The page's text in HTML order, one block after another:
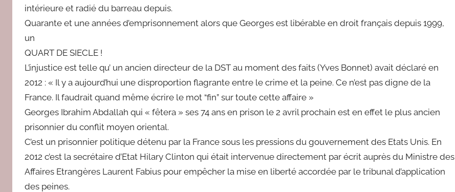
intérieure et radié du barreau depuis.
Quarante et une années d’emprisonnement alors que Georges est libérable en droit français depuis 1999,
un
QUART DE SIECLE !
L’injustice est telle qu’ un ancien directeur de la DST au moment des faits (Yves Bonnet) avait déclaré en
2012 : « Il y a aujourd’hui une disproportion flagrante entre le crime et la peine. Ce n’est pas digne de la
France. Il faudrait quand même écrire le mot “fin” sur toute cette affaire »
Georges Ibrahim Abdallah qui « fêtera » ses 74 ans en prison le 2 avril prochain est en effet le plus ancien
prisonnier du conflit moyen oriental.
C’est un prisonnier politique détenu par la France sous les pressions du gouvernement des Etats Unis. En
2012 c’est la secrétaire d’Etat Hilary Clinton qui était intervenue directement par écrit auprès du Ministre des
Affaires Etrangères Laurent Fabius pour empêcher la mise en liberté accordée par le tribunal d’application
des peines.